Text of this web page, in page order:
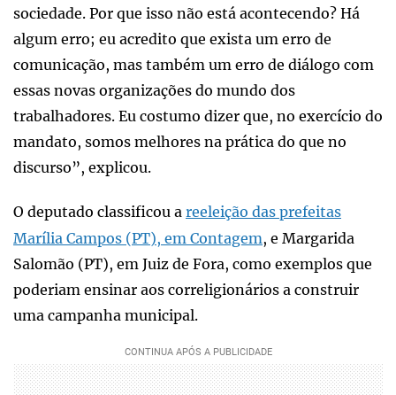
sociedade. Por que isso não está acontecendo? Há
algum erro; eu acredito que exista um erro de
comunicação, mas também um erro de diálogo com
essas novas organizações do mundo dos
trabalhadores. Eu costumo dizer que, no exercício do
mandato, somos melhores na prática do que no
discurso”, explicou.
O deputado classificou a reeleição das prefeitas
Marília Campos (PT), em Contagem, e Margarida
Salomão (PT), em Juiz de Fora, como exemplos que
poderiam ensinar aos correligionários a construir
uma campanha municipal.